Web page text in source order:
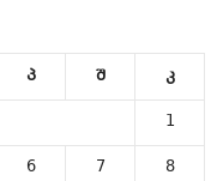
პ შ
კ
1
6 7
8